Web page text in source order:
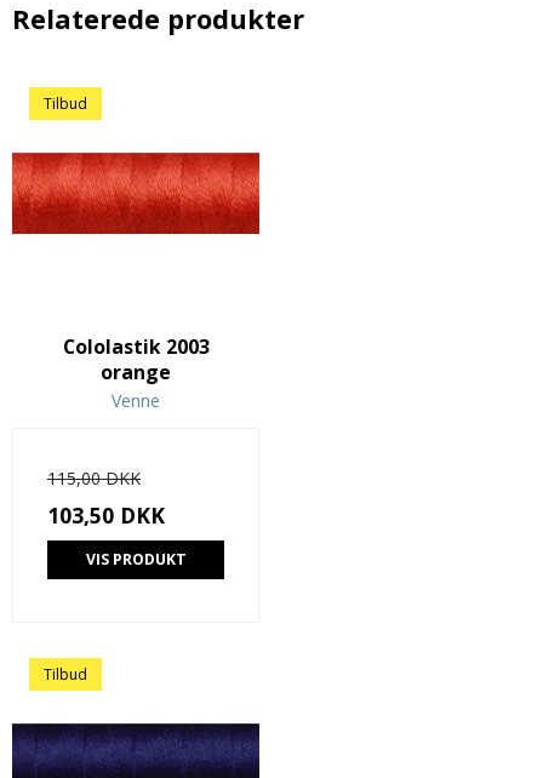
Relaterede produkter
Tilbud
Cololastik 2003
orange
Venne
115,00 DKK
103,50 DKK
VIS PRODUKT
Tilbud